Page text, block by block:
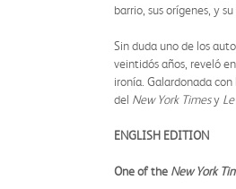
barrio, sus orígenes, y
Sin duda uno de los
veintidós años, reveló
ironía. Galardonada
del New York Timesy
ENGLISH EDITION
One of the New York